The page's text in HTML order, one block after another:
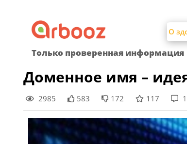
content
О
Только проверенная информация
Доменное имя –
2985 583 172 117